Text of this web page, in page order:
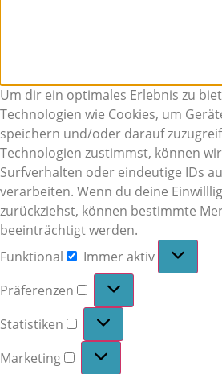
Um dir ein optimales Erlebnis zu
Technologien wie Cookies, um
speichern und/oder darauf
Technologien zustimmst, können
Surfverhalten oder eindeutige IDs
verarbeiten. Wenn du deine
zurückziehst, können bestimmte
beeinträchtigt werden.
Funktional
Immer aktiv
Präferenzen
Statistiken
Marketing